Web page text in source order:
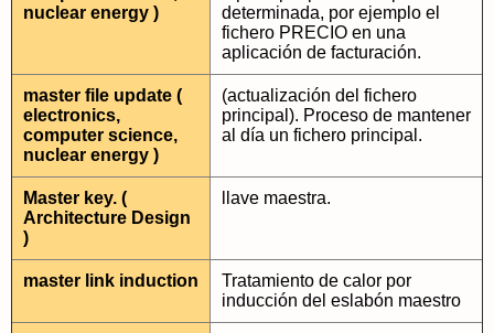
nuclear energy )
determinada, por ejemplo el
fichero PRECIO en una
aplicación de facturación.
master file update (
electronics,
computer science,
nuclear energy )
(actualización del fichero
principal). Proceso de mantener
al día un fichero principal.
Master key. (
Architecture Design
)
llave maestra.
master link induction
Tratamiento de calor por
inducción del eslabón maestro